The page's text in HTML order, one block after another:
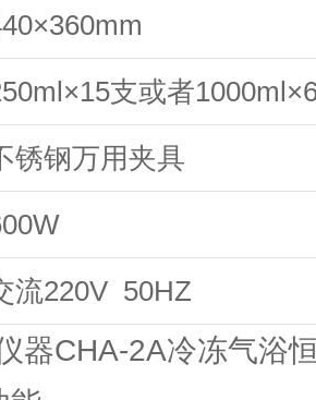
支或者
锈钢万用夹具
流220V 50HZ
器CHA-2A冷冻气浴